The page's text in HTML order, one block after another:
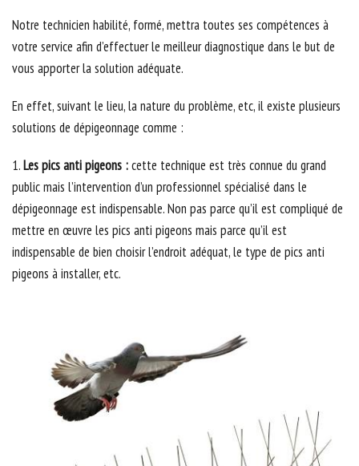
Notre technicien habilité, formé, mettra toutes ses compétences à
votre service afin d’effectuer le meilleur diagnostique dans le but de
vous apporter la solution adéquate.
En effet, suivant le lieu, la nature du problème, etc, il existe plusieurs
solutions de dépigeonnage comme :
1.Les pics anti pigeons :cette technique est très connue du grand
public mais l’intervention d’un professionnel spécialisé dans le
dépigeonnage est indispensable. Non pas parce qu’il est compliqué de
mettre en œuvre les pics anti pigeons mais parce qu’il est
indispensable de bien choisir l’endroit adéquat, le type de pics anti
pigeons à installer, etc.